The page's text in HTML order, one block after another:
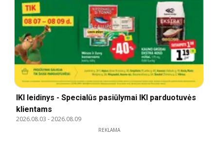
IKI leidinys - Specialūs pasiūlymai IKI parduotuvės
klientams
2026.08.03 -2026.08.09
REKLAMA